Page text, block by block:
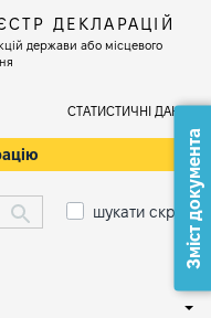
ДЕКЛАРАЦІЙ
держави або місцевого
СТАТИСТИЧНІ ДАНІ
шукати скрізьЗміст документа